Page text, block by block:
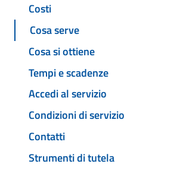
Costi
Cosa serve
Cosa si ottiene
Tempi e scadenze
Accedi al servizio
Condizioni di servizio
Contatti
Strumenti di tutela